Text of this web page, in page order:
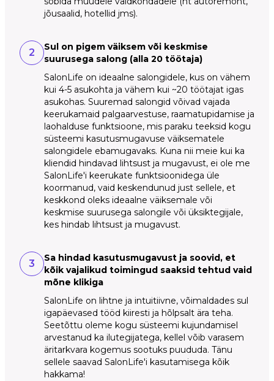
jõusaalid, hotellid jms).
2
Sul on pigem väiksem või keskmise
suurusega salong (alla 20 töötaja)
SalonLife on ideaalne salongidele, kus on vähem
kui 4-5 asukohta ja vähem kui ~20 töötajat igas
asukohas. Suuremad salongid võivad vajada
keerukamaid palgaarvestuse, raamatupidamise ja
laohalduse funktsioone, mis paraku teeksid kogu
süsteemi kasutusmugavuse väiksematele
salongidele ebamugavaks. Kuna nii meie kui ka
kliendid hindavad lihtsust ja mugavust, ei ole me
SalonLife'i keerukate funktsioonidega üle
koormanud, vaid keskendunud just sellele, et
keskkond oleks ideaalne väiksemale või
keskmise suurusega salongile või üksiktegijale,
kes hindab lihtsust ja mugavust.
3
Sa hindad kasutusmugavust ja soovid, et
kõik vajalikud toimingud saaksid tehtud vaid
mõne klikiga
SalonLife on lihtne ja intuitiivne, võimaldades sul
igapäevased tööd kiiresti ja hõlpsalt ära teha.
Seetõttu oleme kogu süsteemi kujundamisel
arvestanud ka ilutegijatega, kellel võib varasem
äritarkvara kogemus sootuks puududa. Tänu
sellele saavad SalonLife'i kasutamisega kõik
hakkama!